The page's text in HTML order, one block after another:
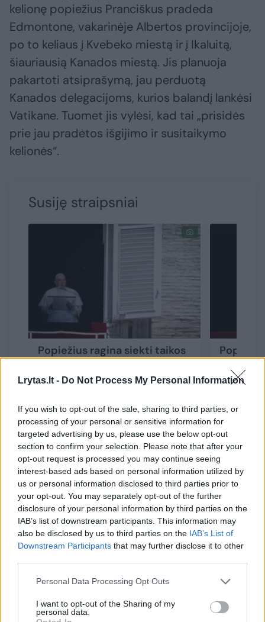
Lrytas.lt - Do Not Process My Personal Information
If you wish to opt-out of the sale, sharing to third parties, or
processing of your personal or sensitive information for
targeted advertising by us, please use the below opt-out
section to confirm your selection. Please note that after your
opt-out request is processed you may continue seeing
interest-based ads based on personal information utilized by
us or personal information disclosed to third parties prior to
your opt-out. You may separately opt-out of the further
disclosure of your personal information by third parties on the
IAB’s list of downstream participants. This information may
also be disclosed by us to third parties on the IAB’s List of
Downstream Participants that may further disclose it to other
Personal Data Processing Opt Outs
I want to opt-out of the Sharing of my
personal data.
kelionę popiežius Pranciškus pradeda
Edmontone, vakarinėje Albertos provincijoje,
po to keliaus į Kvebeko miestą ir į Ikaluitą,
šiauriausią Kanados miestą. Jis planuoja
pakartoti atsiprašymą, jau perduotą
Kanados delegacijoms, kurios balandį lankėsi
Vatikane. Tuomet jis vylėsi, kad tai „prisidės
prie jau pradėtos išgijimo ir susitaikymo
kelionės“.
Susiję straipsniai
Popiežius ragina siekti taikos
kelionę
Nuo praėjusių metų Katalikų bažnyčios
administruotų valstybinių mokyklų
teritorijose nepažymėtuose kapuose atrasti
šimtai čiabuvių vaikų palaikų privertė Kanadą
pripažinti nesėkmingą jos priverstinio
asimiliavimo politiką. Tai taip pat atskleidė
Bažnyčios vaidmenį, nacionalinė tiesos ir
susitaikymo komisija jį pavadino „kultūriniu